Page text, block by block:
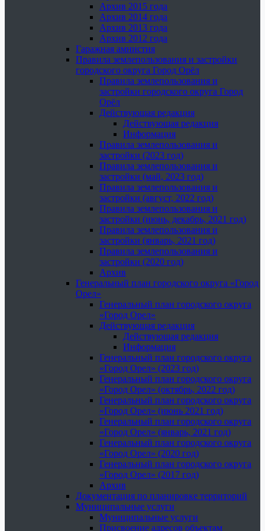
Архив 2015 года
Архив 2014 года
Архив 2013 года
Архив 2012 года
Гаражная амнистия
Правила землепользования и застройки
городского округа Город Орёл
Правила землепользования и
застройки городского округа Город
Орёл
Действующая редакция
Действующая редакция
Информация
Правила землепользования и
застройки (2023 год)
Правила землепользования и
застройки (май, 2023 год)
Правила землепользования и
застройки (август, 2022 год)
Правила землепользования и
застройки (июнь, декабрь, 2021 год)
Правила землепользования и
застройки (январь, 2021 год)
Правила землепользования и
застройки (2020 год)
Архив
Генеральный план городского округа «Город
Орел»
Генеральный план городского округа
«Город Орел»
Действующая редакция
Действующая редакция
Информация
Генеральный план городского округа
«Город Орел» (2023 год)
Генеральный план городского округа
«Город Орел» (октябрь, 2022 год)
Генеральный план городского округа
«Город Орел» (июнь 2021 год)
Генеральный план городского округа
«Город Орел» (январь, 2021 год)
Генеральный план городского округа
«Город Орел» (2020 год)
Генеральный план городского округа
«Город Орел» (2017 год)
Архив
Документация по планировке территорий
Муниципальные услуги
Муниципальные услуги
Присвоение адресов объектам